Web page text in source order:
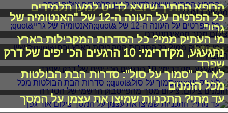
הרופא החתיך שיוצא לדייט למען תלמידים
כל הפרטים על העונה ה-12 של "האנטומיה של
גריי"
מי העתיק ממי? כל הסדרות המקבילות בארץ
ובחו"ל
נתגעגע, מק'דרימי: 10 הרגעים הכי יפים של דרק
שפרד
לא רק "סמוך על סול": סדרות הבת הבולטות
מכל הזמנים
עד מתי? התכניות שמיצו את עצמן על המסך